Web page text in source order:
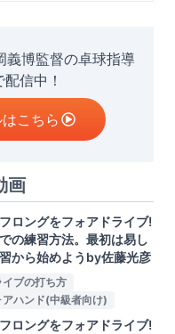
義博監督の卓球指導
信中！
こちら
画
ロングをフォアドライブ!
の練習方法。最初は易し
から始めようby佐藤光彦
イブの打ち方
アハンド(中級者向け)
ロングをフォアドライブ!